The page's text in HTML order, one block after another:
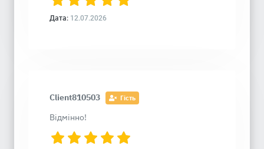
Дата: 12.07.2026
Client810503 Гість
Відмінно!